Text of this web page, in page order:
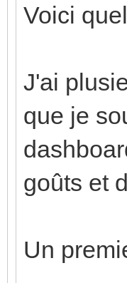
Voici
J'ai
que je
goûts et
Un